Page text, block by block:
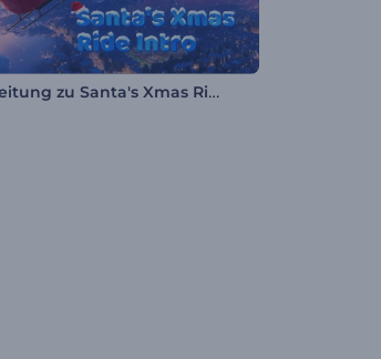
Einleitung zu Santa's Xmas Ride